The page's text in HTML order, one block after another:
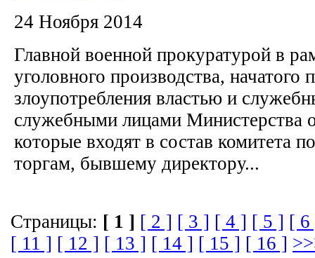
24 Ноября 2014
Главной военной прокуратурой в
уголовного производства, начатого
злоупотребления властью и
служебными лицами Министерства
которые входят в состав комитета
торгам, бывшему директору...
Страницы: [ 1 ] [ 2 ] [ 3 ] [ 4 ] [ 5 ] [ 6
[ 11 ] [ 12 ] [ 13 ] [ 14 ] [ 15 ] [ 16 ]